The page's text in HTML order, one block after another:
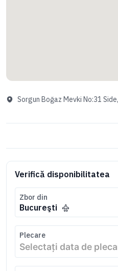
Sorgun Boğaz Mevki No:31
Verifică disponibilitatea
Zbor din
Bucureşti
Plecare